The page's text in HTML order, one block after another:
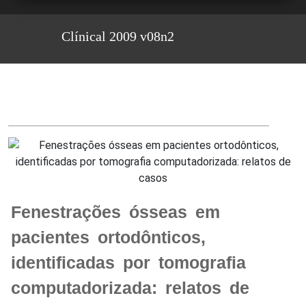
Clínical 2009 v08n2
Fenestrações ósseas em
pacientes ortodônticos,
identificadas por tomografia
computadorizada: relatos de